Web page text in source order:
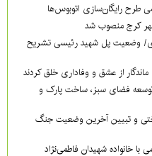
طرح رایگان‌سازی اتوبوس‌ها
کرج منصوب شد
وضعیت پل شهید رئیسی تشریح
از عشق و وفاداری خلق کردند
فضای سبز، ساخت پارک و
و تبیین آخرین وضعیت جنگ